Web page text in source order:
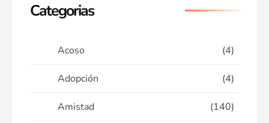
Categorias
Acoso (4)
Adopción (4)
Amistad (140)